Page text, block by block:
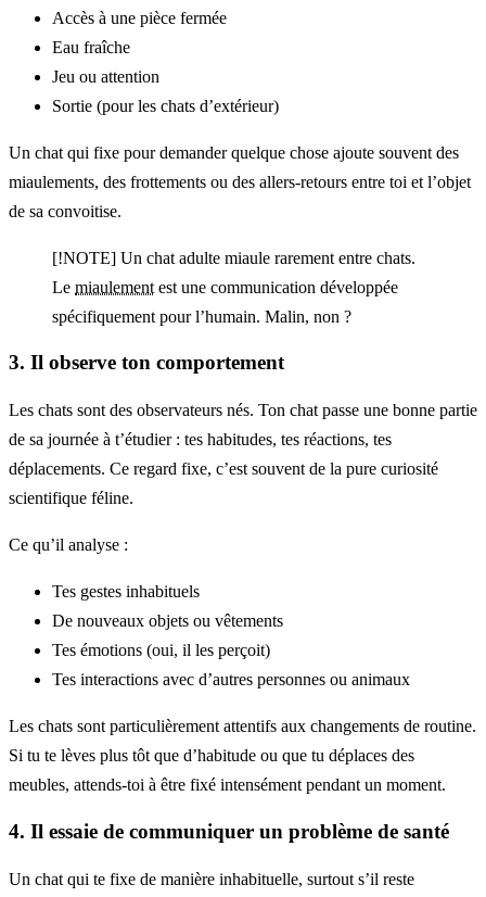
Accès à une pièce fermée
Eau fraîche
Jeu ou attention
Sortie (pour les chats d’extérieur)
Un chat qui fixe pour demander quelque chose ajoute souvent des
miaulements, des frottements ou des allers-retours entre toi et l’objet
de sa convoitise.
[!NOTE] Un chat adulte miaule rarement entre chats.
Le miaulement est une communication développée
spécifiquement pour l’humain. Malin, non ?
3. Il observe ton comportement
Les chats sont des observateurs nés. Ton chat passe une bonne partie
de sa journée à t’étudier : tes habitudes, tes réactions, tes
déplacements. Ce regard fixe, c’est souvent de la pure curiosité
scientifique féline.
Ce qu’il analyse :
Tes gestes inhabituels
De nouveaux objets ou vêtements
Tes émotions (oui, il les perçoit)
Tes interactions avec d’autres personnes ou animaux
Les chats sont particulièrement attentifs aux changements de routine.
Si tu te lèves plus tôt que d’habitude ou que tu déplaces des
meubles, attends-toi à être fixé intensément pendant un moment.
4. Il essaie de communiquer un problème de santé
Un chat qui te fixe de manière inhabituelle, surtout s’il reste